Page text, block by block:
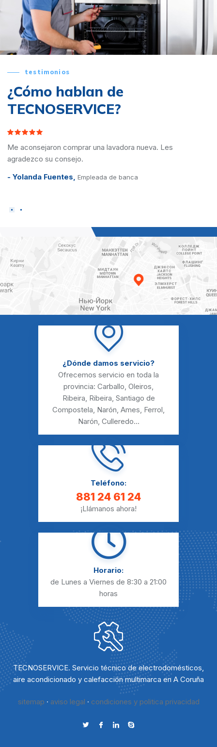
testimonios
¿Cómo hablan de
TECNOSERVICE?
Vinieron hace dos semanas y desde entonces mi
funciona perfectamente. El técnico fue muy agradable
¿Dónde damos servicio?
Ofrecemos servicio en toda la
provincia: Carballo, Oleiros,
Ribeira, Ribeira, Santiago de
Compostela, Narón, Ames, Ferrol,
Narón, Culleredo...
Teléfono:
881 24 61 24
¡Llámanos ahora!
Horario:
de Lunes a Viernes de 8:30 a 21:00
horas
TECNOSERVICE. Servicio técnico de electrodomésticos,
aire acondicionado y calefacción multimarca en A Coruña
sitemap · aviso legal · condiciones y politica privacidad